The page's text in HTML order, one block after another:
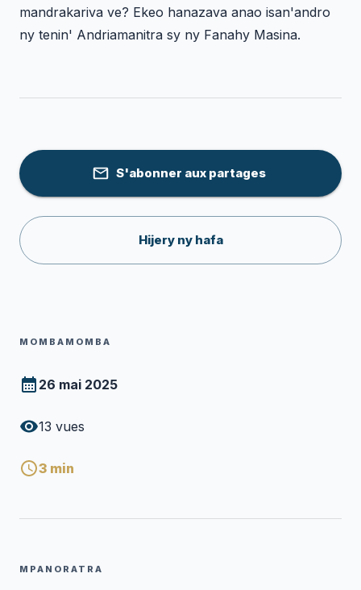
mandrakariva ve? Ekeo hanazava anao isan'andro
ny tenin' Andriamanitra sy ny Fanahy Masina.
S'abonner aux partages
Hijery ny hafa
MOMBAMOMBA
26 mai 2025
13 vues
3 min
MPANORATRA